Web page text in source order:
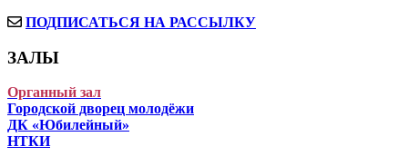
ПОДПИСАТЬСЯ НА РАССЫЛКУ
ЗАЛЫ
Органный зал
Городской дворец молодёжи
ДК «Юбилейный»
НТКИ